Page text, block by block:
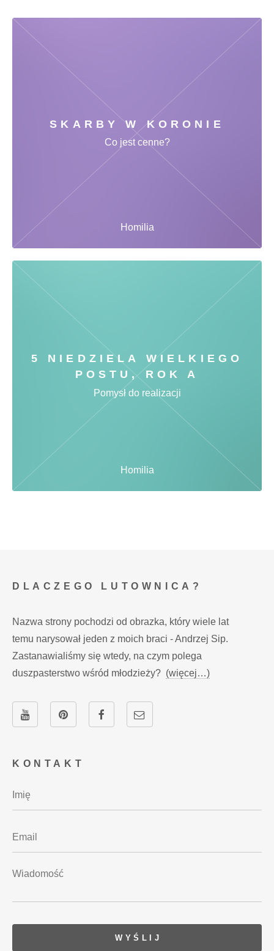
SKARBY W KORONIE
Homilia
Co jest cenne?
5 NIEDZIELA WIELKIEGO
POSTU, ROK A
Homilia
Pomysł do realizacji
KONTAKT
DLACZEGO LUTOWNICA?
Nazwa strony pochodzi od obrazka, który wiele lat
temu narysował jeden z moich braci - Andrzej Sip.
Zastanawialiśmy się wtedy, na czym polega
duszpasterstwo wśród młodzieży? (więcej…)